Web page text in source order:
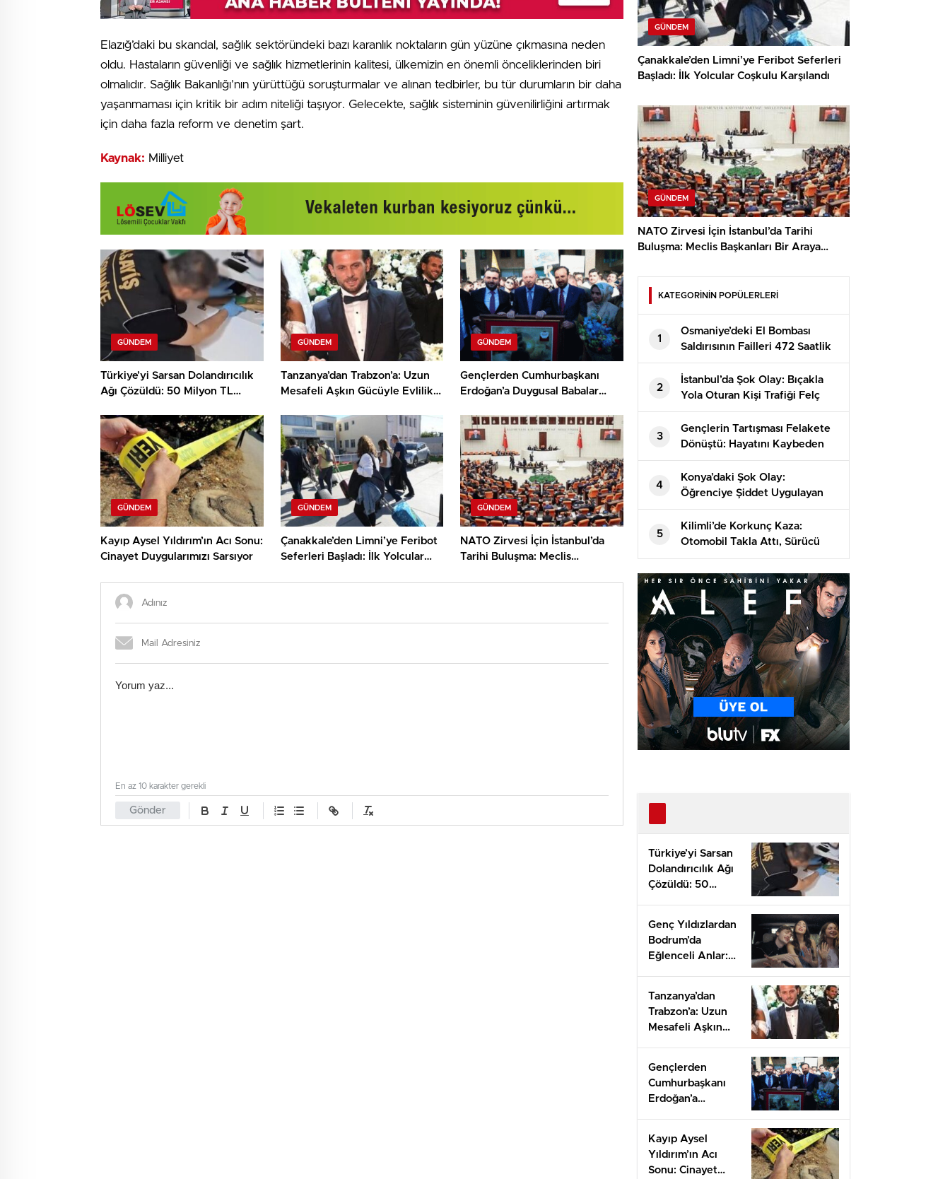
Elazığ’daki bu skandal, sağlık sektöründeki bazı karanlık noktaların gün yüzüne çıkmasına neden
oldu. Hastaların güvenliği ve sağlık hizmetlerinin kalitesi, ülkemizin en önemli önceliklerinden biri
olmalıdır. Sağlık Bakanlığı’nın yürüttüğü soruşturmalar ve alınan tedbirler, bu tür durumların bir daha
yaşanmaması için kritik bir adım niteliği taşıyor. Gelecekte, sağlık sisteminin güvenilirliğini artırmak
için daha fazla reform ve denetim şart.
Kaynak: Milliyet
GÜNDEM
Türkiye’yi Sarsan Dolandırıcılık
Ağı Çözüldü: 50 Milyon TL
GÜNDEM
Tanzanya’dan Trabzon’a: Uzun
Mesafeli Aşkın Gücüyle Evlilik
GÜNDEM
Gençlerden Cumhurbaşkanı
Erdoğan’a Duygusal Babalar
GÜNDEM
Kayıp Aysel Yıldırım’ın Acı Sonu:
Cinayet Duygularımızı Sarsıyor
GÜNDEM
Çanakkale’den Limni’ye Feribot
Seferleri Başladı: İlk Yolcular
GÜNDEM
NATO Zirvesi İçin İstanbul’da
Tarihi Buluşma: Meclis
Gönder
En az 10 karakter gerekli
GÜNDEM
Çanakkale’den Limni’ye Feribot Seferleri
Başladı: İlk Yolcular Coşkulu Karşılandı
GÜNDEM
NATO Zirvesi İçin İstanbul’da Tarihi
Buluşma: Meclis Başkanları Bir Araya
KATEGORİNİN POPÜLERLERİ
1
Osmaniye’deki El Bombası
Saldırısının Failleri 472 Saatlik
Kamera İncelemesiyle
Yakalandı!
2
İstanbul’da Şok Olay: Bıçakla
Yola Oturan Kişi Trafiği Felç
Etti!
3
Gençlerin Tartışması Felakete
Dönüştü: Hayatını Kaybeden
Alperen’in Dramı
4
Konya’daki Şok Olay:
Öğrenciye Şiddet Uygulayan
Görevli Tutuklandı!
5
Kilimli’de Korkunç Kaza:
Otomobil Takla Attı, Sürücü
Ağır Yaralı
Türkiye’yi Sarsan
Dolandırıcılık Ağı
Çözüldü: 50
Genç Yıldızlardan
Bodrum’da
Eğlenceli Anlar:
Tanzanya’dan
Trabzon’a: Uzun
Mesafeli Aşkın
Gençlerden
Cumhurbaşkanı
Erdoğan’a
Kayıp Aysel
Yıldırım’ın Acı
Sonu: Cinayet